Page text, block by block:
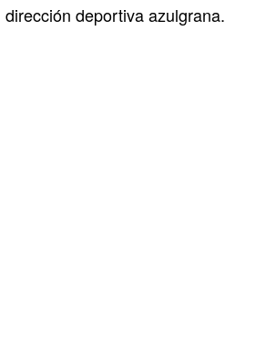
dirección deportiva azulgrana.